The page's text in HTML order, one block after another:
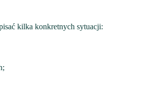
kilka konkretnych sytuacji: